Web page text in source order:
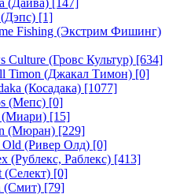
(Дайва) [147]
[1]
Fishing (Экстрим Фишинг)
Culture (Гровс Культур) [634]
Timon (Джакал Тимон) [0]
(Косадака) [1077]
(Мепс) [0]
(Миари) [15]
(Мюран) [229]
(Ривер Олд) [0]
(Рублекс, Раблекс) [413]
(Селект) [0]
(Смит) [79]